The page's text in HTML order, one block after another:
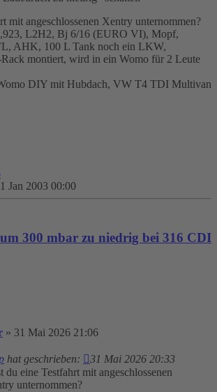
mit angeschlossenen Xentry unternommen?
L2H2, Bj 6/16 (EURO VI), Mopf,
AHK, 100 L Tank noch ein LKW,
montiert, wird in ein Womo für 2 Leute
DIY mit Hubdach, VW T4 TDI Multivan
Jan 2003 00:00
300 mbar zu niedrig bei 316 CDI
» 31 Mai 2026 21:06
hat geschrieben:
31 Mai 2026 20:33
du eine Testfahrt mit angeschlossenen
unternommen?